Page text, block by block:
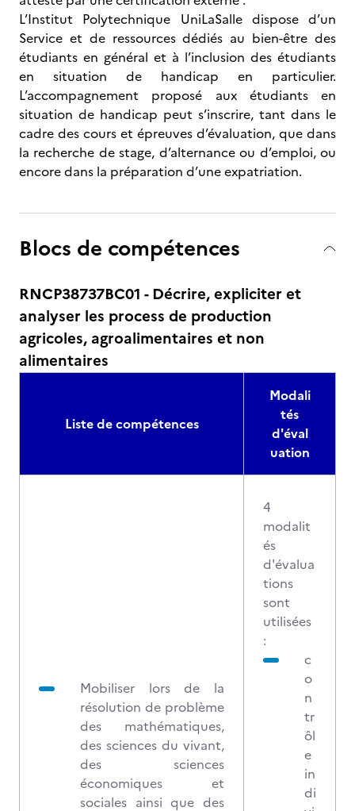
L’Institut Polytechnique UniLaSalle dispose d’un
Service et de ressources dédiés au bien-être des
étudiants en général et à l’inclusion des étudiants
en situation de handicap en particulier.
L’accompagnement proposé aux étudiants en
situation de handicap peut s’inscrire, tant dans le
cadre des cours et épreuves d’évaluation, que dans
la recherche de stage, d’alternance ou d’emploi, ou
encore dans la préparation d’une expatriation.
Blocs de compétences
RNCP38737BC01 - Décrire, expliciter et
analyser les process de production
agricoles, agroalimentaires et non
alimentaires
Liste de compétences
Modali
tés
d'éval
uation
Mobiliser lors de la
résolution de problème
des mathématiques,
des sciences du vivant,
des sciences
économiques et
sociales ainsi que des
4
modalit
és
d'évalua
tions
sont
utilisées
:
c
o
n
tr
ôl
e
in
di